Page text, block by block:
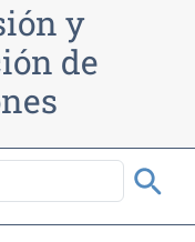
y
de
search